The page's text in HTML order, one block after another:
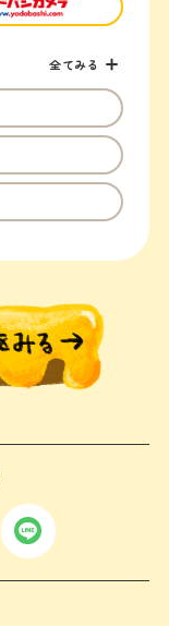
全てみる